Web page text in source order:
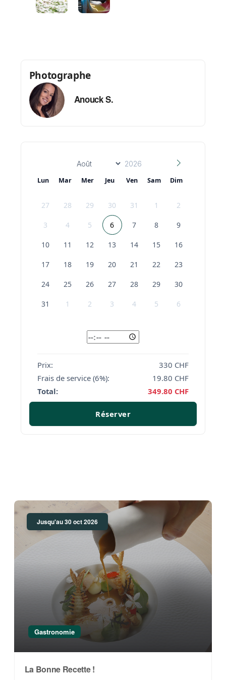
supprimé] [lien supprimé] [lien supprimé]
Photographe
Anouck S.
Lun Mar Mer Jeu Ven Sam Dim
27 28 29 30 31 1 2
3 4 5 6 7 8 9
10 11 12 13 14 15 16
17 18 19 20 21 22 23
24 25 26 27 28 29 30
31 1 2 3 4 5 6
Prix: 330 CHF
Frais de service (6%):
19.80 CHF
Total:
349.80 CHF
Réserver
Jusqu'au 30 oct 2026
Gastronomie
La Bonne Recette !